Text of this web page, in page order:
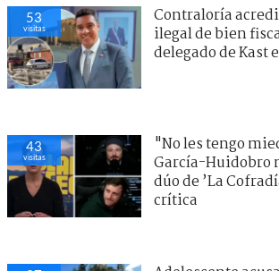
53
visitas
Contraloría
ilegal de bien
delegado de Kast
43
visitas
"No les tengo
García-Huidobro
dúo de ’La
crítica